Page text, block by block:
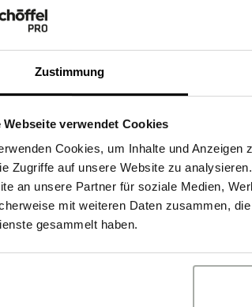
Zustimmung
Webseite verwendet Cookies
Cookies, um Inhalte und
Zugriffe auf unsere Website zu
an unsere Partner für soziale Medien,
mit weiteren Daten zusammen,
gesammelt haben.
Strasse 1, 86830 Schwabmünchen,
Sind Sie
Ich bestätige, dass ich
GEWERBETREIBENDER